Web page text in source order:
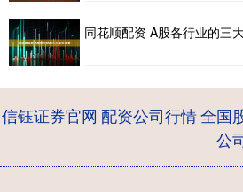
同花顺配资 A股各行业的三
信钰证券官网 配资公司行情全国
公